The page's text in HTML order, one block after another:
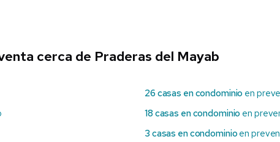
cerca de Praderas del Mayab
26 casas en condominio en
18 casas en condominio en
3 casas en condominio en